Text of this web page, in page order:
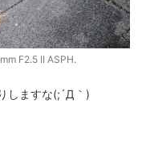
sound
X-T2
F2.5 II ASPH.
しますな(;´Д｀)